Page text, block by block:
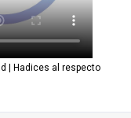
| Hadices al respecto